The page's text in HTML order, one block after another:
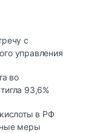
с
управления
во
93,6%
в РФ
меры